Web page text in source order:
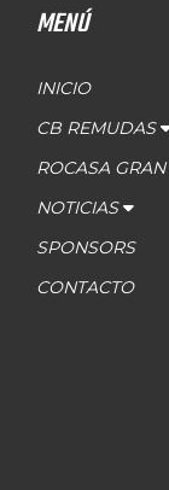
MENÚ
INICIO
CB REMUDAS
ROCASA
NOTICIAS
SPONSORS
CONTACTO